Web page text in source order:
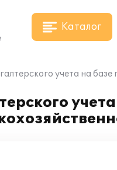
Каталог
учета на